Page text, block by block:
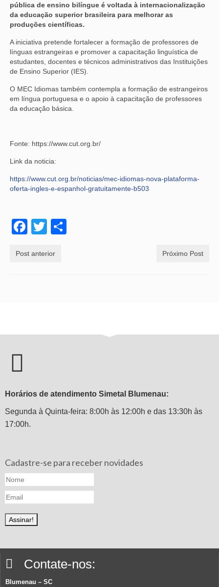
pública de ensino bilíngue é voltada à internacionalização
da educação superior brasileira para melhorar as
produções científicas.
A iniciativa pretende fortalecer a formação de professores de
línguas estrangeiras e promover a capacitação linguística de
estudantes, docentes e técnicos administrativos das Instituições
de Ensino Superior (IES).
O MEC Idiomas também contempla a formação de estrangeiros
em língua portuguesa e o apoio à capacitação de professores
da educação básica.
Fonte: https://www.cut.org.br/
Link da noticia:
https://www.cut.org.br/noticias/mec-idiomas-nova-plataforma-
oferta-ingles-e-espanhol-gratuitamente-b503
Facebook
Twitter
Post anterior Próximo Post
Horários de atendimento Simetal Blumenau:
Segunda à Quinta-feira: 8:00h às 12:00h e das 13:30h às
17:00h.
Cadastre-se para receber novidades
Contate-nos:
Blumenau – SC